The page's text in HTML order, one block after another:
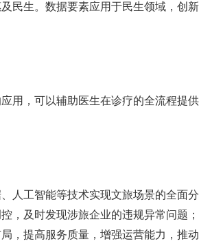
民生。数据要素应用于民生领域，创
用，可以辅助医生在诊疗的全流程提
人工智能等技术实现文旅场景的全面
，及时发现涉旅企业的违规异常问题
，提高服务质量，增强运营能力，推动